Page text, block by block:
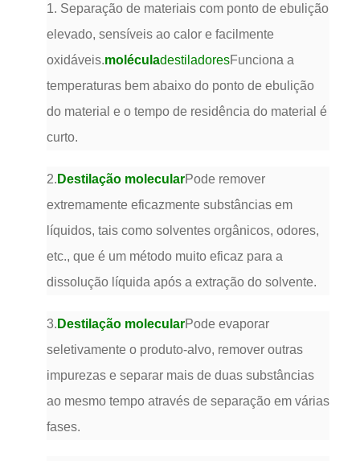
1. Separação de materiais com ponto de ebulição
elevado, sensíveis ao calor e facilmente
oxidáveis.moléculadestiladoresFunciona a
temperaturas bem abaixo do ponto de ebulição
do material e o tempo de residência do material é
curto.
2. Destilação molecularPode remover
extremamente eficazmente substâncias em
líquidos, tais como solventes orgânicos, odores,
etc., que é um método muito eficaz para a
dissolução líquida após a extração do solvente.
3. Destilação molecularPode evaporar
seletivamente o produto-alvo, remover outras
impurezas e separar mais de duas substâncias
ao mesmo tempo através de separação em várias
fases.